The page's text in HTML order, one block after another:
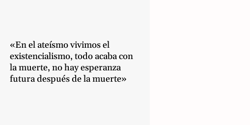
«En el ateísmo vivimos el
existencialismo, todo acaba con
la muerte, no hay esperanza
futura después de la muerte»